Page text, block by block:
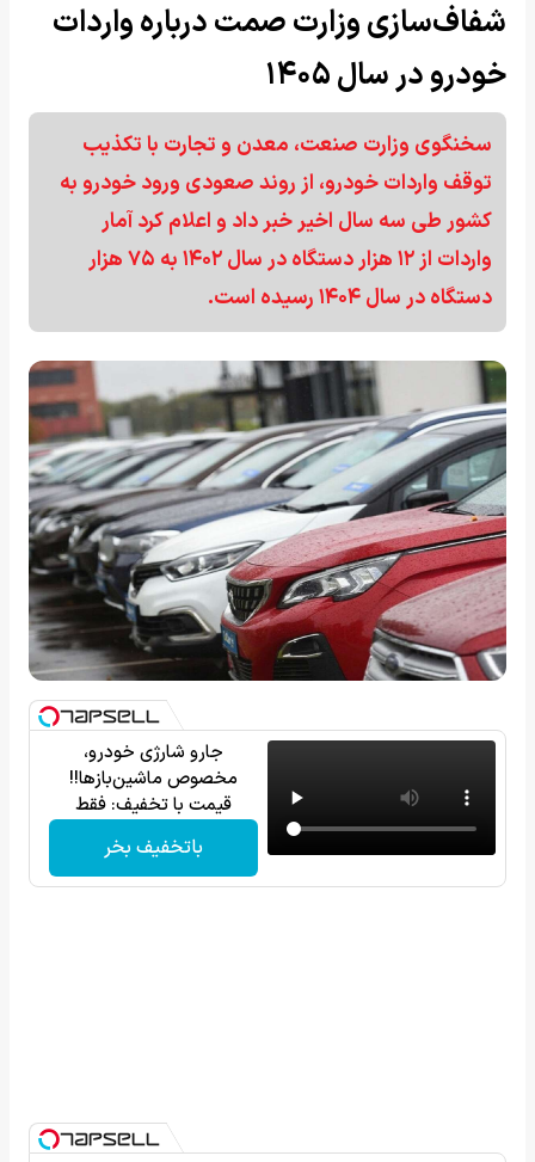
شفاف‌سازی وزارت صمت درباره واردات
خودرو در سال ۱۴۰۵
سخنگوی وزارت صنعت، معدن و تجارت با تکذیب
توقف واردات خودرو، از روند صعودی ورود خودرو به
کشور طی سه سال اخیر خبر داد و اعلام کرد آمار
واردات از ۱۲ هزار دستگاه در سال ۱۴۰۲ به ۷۵ هزار
دستگاه در سال ۱۴۰۴ رسیده است.
جارو شارژی خودرو،
مخصوص ماشین‌باز‌ها!!
قیمت با تخفیف: فقط
باتخفیف بخر